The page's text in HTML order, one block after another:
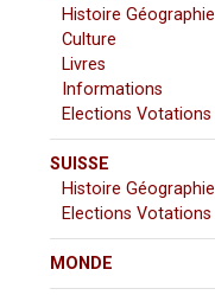
Histoire Géographie
Culture
Livres
Informations
Elections Votations
SUISSE
Histoire Géographie
Elections Votations
MONDE